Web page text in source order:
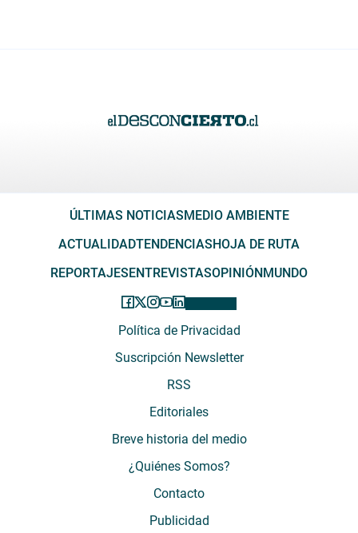
ÚLTIMAS NOTICIASMEDIO AMBIENTE
ACTUALIDADTENDENCIASHOJA DE RUTA
REPORTAJESENTREVISTASOPINIÓNMUNDO
Política de Privacidad
Suscripción Newsletter
RSS
Editoriales
Breve historia del medio
¿Quiénes Somos?
Contacto
Publicidad